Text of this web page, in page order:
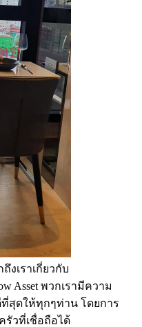
เราเกี่ยวกับ
Asset พวกเรามีความ
สุดให้ทุกๆท่าน โดยการ
วที่เชื่อถือได้